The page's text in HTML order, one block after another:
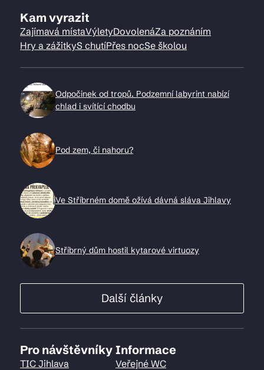
Kam vyrazit
Zajímavá místaVýletyDovolenáZa poznáním
Hry a zážitkyS chutíPřes nocSe školou
Odpočinek od tropů. Podzemní labyrint nabízí
chlad i svítící chodbu
Pod zem, či nahoru?
Ve Stříbrném domě ožívá dávná sláva Jihlavy
Stříbrný dům hostil kytarové virtuozy
Další články
Pro návštěvníky
TIC Jihlava
Informace
Veřejné WC